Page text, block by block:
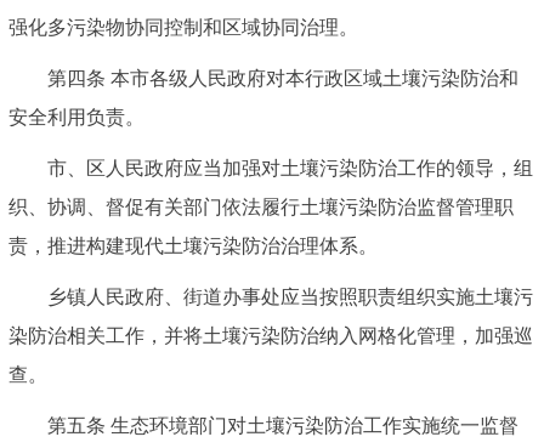
强化多污染物协同控制和区域协同治理。
第四条 本市各级人民政府对本行政区域土壤污染防治和
安全利用负责。
市、区人民政府应当加强对土壤污染防治工作的领导，组
织、协调、督促有关部门依法履行土壤污染防治监督管理职
责，推进构建现代土壤污染防治治理体系。
乡镇人民政府、街道办事处应当按照职责组织实施土壤污
染防治相关工作，并将土壤污染防治纳入网格化管理，加强巡
查。
第五条 生态环境部门对土壤污染防治工作实施统一监督